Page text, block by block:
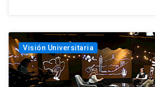
Visión Universitaria